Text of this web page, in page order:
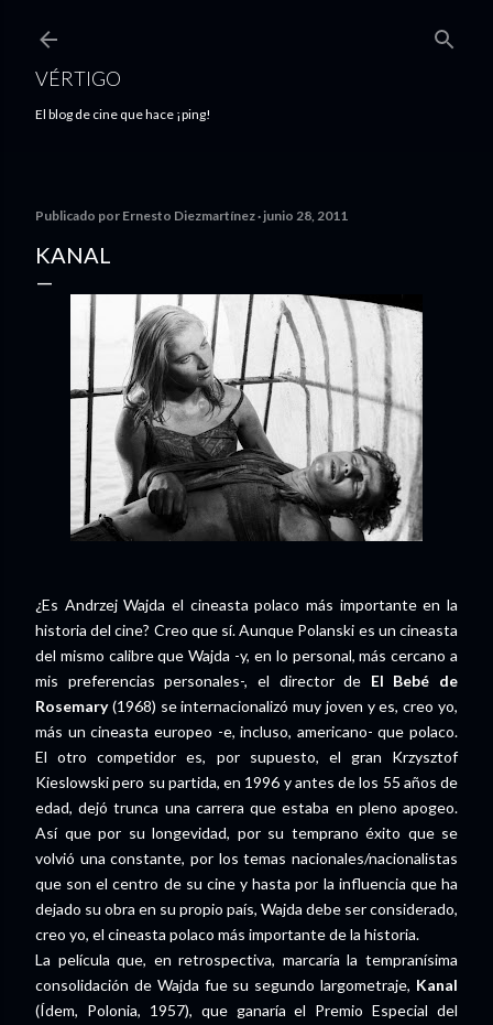
VÉRTIGO
El blog de cine que hace ¡ping!
Publicado por Ernesto Diezmartínez junio 28, 2011
KANAL
¿Es Andrzej Wajda el cineasta polaco más importante en la
historia del cine? Creo que sí. Aunque Polanski es un cineasta
del mismo calibre que Wajda -y, en lo personal, más cercano a
mis preferencias personales-, el director de El Bebé de
Rosemary(1968) se internacionalizó muy joven y es, creo yo,
más un cineasta europeo -e, incluso, americano- que polaco.
El otro competidor es, por supuesto, el gran Krzysztof
Kieslowski pero su partida, en 1996 y antes de los 55 años de
edad, dejó trunca una carrera que estaba en pleno apogeo.
Así que por su longevidad, por su temprano éxito que se
volvió una constante, por los temas nacionales/nacionalistas
que son el centro de su cine y hasta por la influencia que ha
dejado su obra en su propio país, Wajda debe ser considerado,
creo yo, el cineasta polaco más importante de la historia.
La película que, en retrospectiva, marcaría la tempranísima
consolidación de Wajda fue su segundo largometraje, Kanal
(Ídem, Polonia, 1957), que ganaría el Premio Especial del